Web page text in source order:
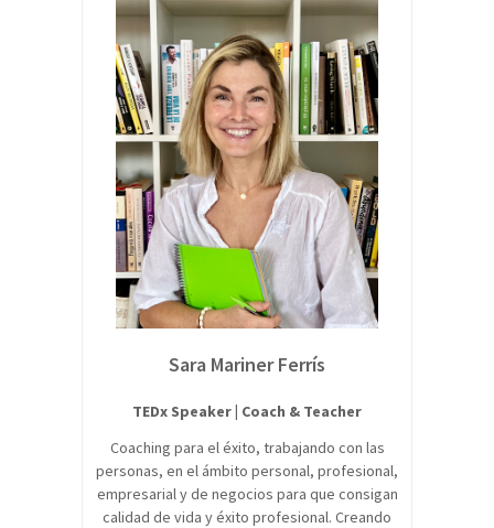
Sara Mariner Ferrís
TEDx Speaker | Coach & Teacher
Coaching para el éxito, trabajando con las
personas, en el ámbito personal, profesional,
empresarial y de negocios para que consigan
calidad de vida y éxito profesional. Creando